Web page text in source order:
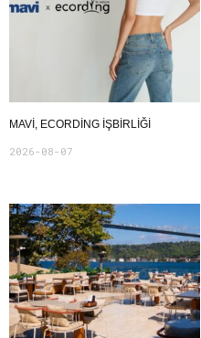
MAVI, ECORDING IŞBIRLIĞI
2026-08-07